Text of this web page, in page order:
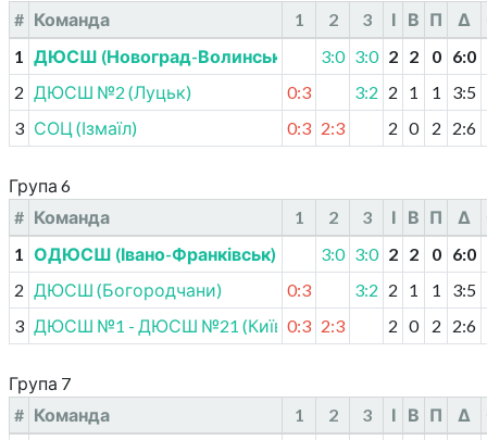
# Команда 1 2 3 І В П Δ
1 ДЮСШ (Новоград-Волинський) 3:0 3:0 2 2 0 6:0
2 ДЮСШ №2 (Луцьк) 0:3 3:2 2 1 1 3:5
3 СОЦ (Ізмаїл) 0:3 2:3 2 0 2 2:6
Група 6
# Команда 1 2 3 І В П Δ
1 ОДЮСШ (Івано-Франківськ) 3:0 3:0 2 2 0 6:0
2 ДЮСШ (Богородчани) 0:3 3:2 2 1 1 3:5
3 ДЮСШ №1 - ДЮСШ №21 (Київ)0:3 2:3 2 0 2 2:6
Група 7
# Команда 1 2 3 І В П Δ